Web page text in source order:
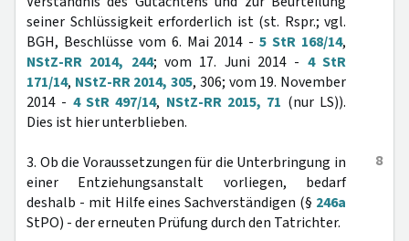
seiner Schlüssigkeit erforderlich ist (st. Rspr.; vgl.
BGH, Beschlüsse vom 6. Mai 2014 -5 StR 168/14,
NStZ-RR 2014, 244; vom 17. Juni 2014 - 4 StR
171/14, NStZ-RR 2014, 305, 306; vom 19. November
2014 - 4 StR 497/14, NStZ-RR 2015, 71 (nur LS)).
Dies ist hier unterblieben.
8
3. Ob die Voraussetzungen für die Unterbringung in
einer Entziehungsanstalt vorliegen, bedarf
deshalb - mit Hilfe eines Sachverständigen (§ 246a
StPO) - der erneuten Prüfung durch den Tatrichter.